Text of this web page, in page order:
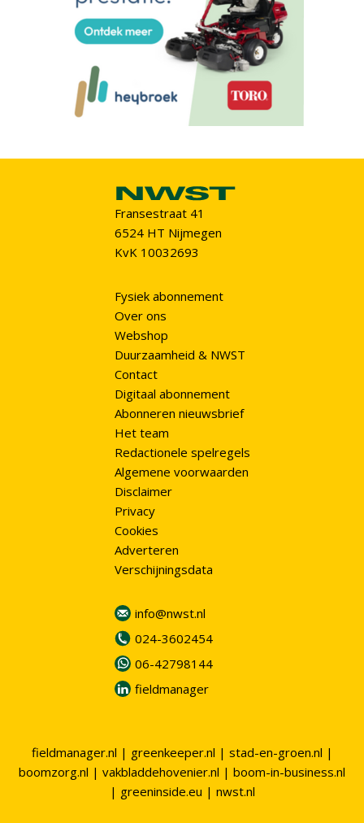
Fransestraat 41
6524 HT Nijmegen
KvK 10032693
Fysiek abonnement
Over ons
Webshop
Duurzaamheid & NWST
Contact
Digitaal abonnement
Abonneren nieuwsbrief
Het team
Redactionele spelregels
Algemene voorwaarden
Disclaimer
Privacy
Cookies
Adverteren
Verschijningsdata
info@nwst.nl
024-3602454
06-42798144
fieldmanager
fieldmanager.nl | greenkeeper.nl | stad-en-groen.nl |
boomzorg.nl | vakbladdehovenier.nl | boom-in-business.nl
| greeninside.eu | nwst.nl